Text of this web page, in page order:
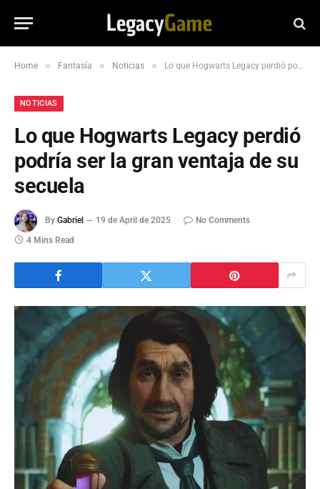
Home » Fantasía » Noticias » Lo que Hogwarts Legacy perdió podría ser la gran ventaja de su secuela
NOTICIAS
Lo que Hogwarts Legacy perdió
podría ser la gran ventaja de su
secuela
By Gabriel 19 de April de 2025
No Comments
4 Mins Read